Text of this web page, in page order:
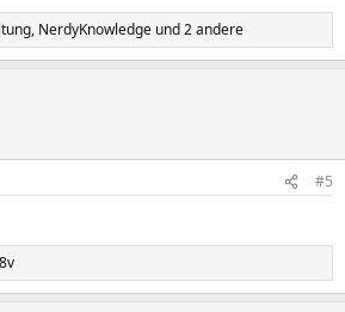
, NerdyKnowledge und 2 andere
#5